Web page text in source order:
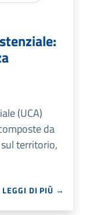
(UCA)
da
territorio,
LEGGI DI PIÙ →